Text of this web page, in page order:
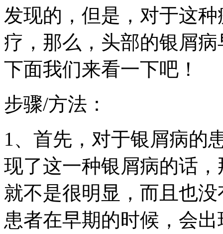
发现的，但是，对于这
疗，那么，头部的银屑
下面我们来看一下吧！
步骤/方法：
1、首先，对于银屑病的
现了这一种银屑病的话
就不是很明显，而且也
患者在早期的时候，会